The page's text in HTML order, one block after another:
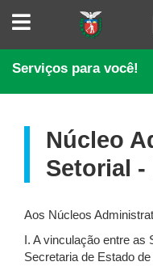
SECRETARIA
AGRICULTURA
E
DO
ABASTECIMENTO
Serviços para você!
Núcleo
Setorial -
Aos Núcleos
I. A vinculação entre
Secretaria de Estado